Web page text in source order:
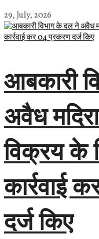
29, July, 2026
आबकारी
अवैध
विक्रय के
कार्रवाई
दर्ज किए